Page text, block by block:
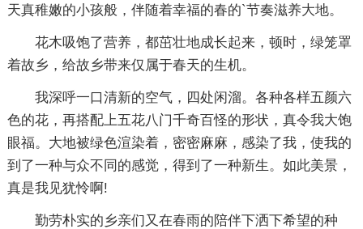
天真稚嫩的小孩般，伴随着幸福的春的`节奏滋养大地。
花木吸饱了营养，都茁壮地成长起来，顿时，绿笼罩
着故乡，给故乡带来仅属于春天的生机。
我深呼一口清新的空气，四处闲溜。各种各样五颜六
色的花，再搭配上五花八门千奇百怪的形状，真令我大饱
眼福。大地被绿色渲染着，密密麻麻，感染了我，使我的
到了一种与众不同的感觉，得到了一种新生。如此美景，
真是我见犹怜啊!
勤劳朴实的乡亲们又在春雨的陪伴下洒下希望的种